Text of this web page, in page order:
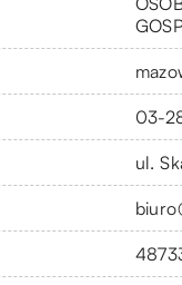
03-
ul.